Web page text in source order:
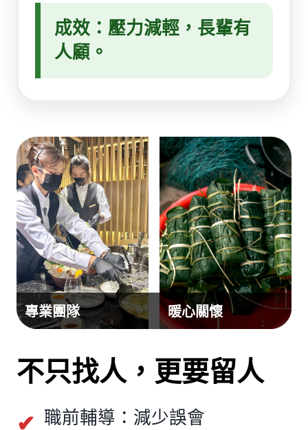
成效：壓力減輕，長輩有
人顧。
專業團隊 暖心關懷
不只找人，更要留人
職前輔導：減少誤會